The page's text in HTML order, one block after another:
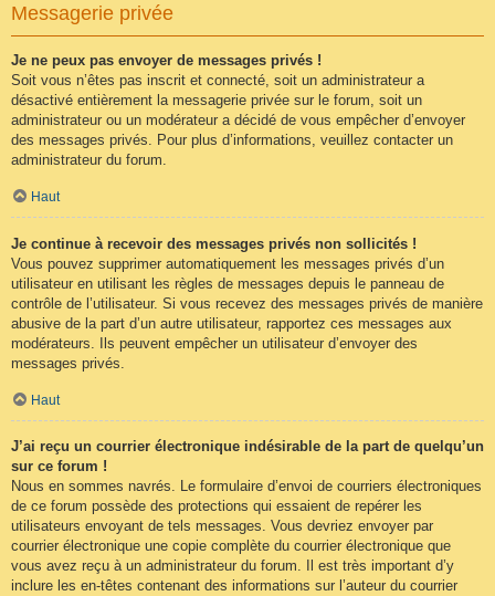
Messagerie privée
Je ne peux pas envoyer de messages privés !
Soit vous n’êtes pas inscrit et connecté, soit un administrateur a
désactivé entièrement la messagerie privée sur le forum, soit un
administrateur ou un modérateur a décidé de vous empêcher d’envoyer
des messages privés. Pour plus d’informations, veuillez contacter un
administrateur du forum.
Haut
Je continue à recevoir des messages privés non sollicités !
Vous pouvez supprimer automatiquement les messages privés d’un
utilisateur en utilisant les règles de messages depuis le panneau de
contrôle de l’utilisateur. Si vous recevez des messages privés de manière
abusive de la part d’un autre utilisateur, rapportez ces messages aux
modérateurs. Ils peuvent empêcher un utilisateur d’envoyer des
messages privés.
Haut
J’ai reçu un courrier électronique indésirable de la part de quelqu’un
sur ce forum !
Nous en sommes navrés. Le formulaire d’envoi de courriers électroniques
de ce forum possède des protections qui essaient de repérer les
utilisateurs envoyant de tels messages. Vous devriez envoyer par
courrier électronique une copie complète du courrier électronique que
vous avez reçu à un administrateur du forum. Il est très important d’y
inclure les en-têtes contenant des informations sur l’auteur du courrier